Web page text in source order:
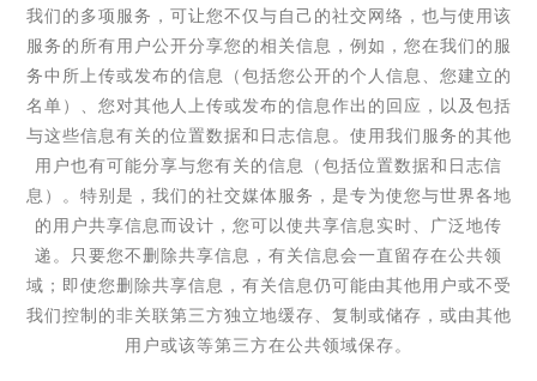
我们的多项服务，可让您不仅与自己的社交网络，也与使用该
服务的所有用户公开分享您的相关信息，例如，您在我们的服
务中所上传或发布的信息（包括您公开的个人信息、您建立的
名单）、您对其他人上传或发布的信息作出的回应，以及包括
与这些信息有关的位置数据和日志信息。使用我们服务的其他
用户也有可能分享与您有关的信息（包括位置数据和日志信
息）。特别是，我们的社交媒体服务，是专为使您与世界各地
的用户共享信息而设计，您可以使共享信息实时、广泛地传
递。只要您不删除共享信息，有关信息会一直留存在公共领
域；即使您删除共享信息，有关信息仍可能由其他用户或不受
我们控制的非关联第三方独立地缓存、复制或储存，或由其他
用户或该等第三方在公共领域保存。